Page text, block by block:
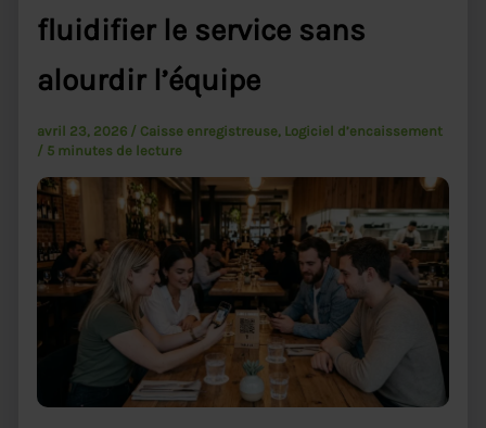
fluidifier le service sans
alourdir l’équipe
avril 23, 2026 / Caisse enregistreuse, Logiciel d’encaissement
/ 5 minutes de lecture